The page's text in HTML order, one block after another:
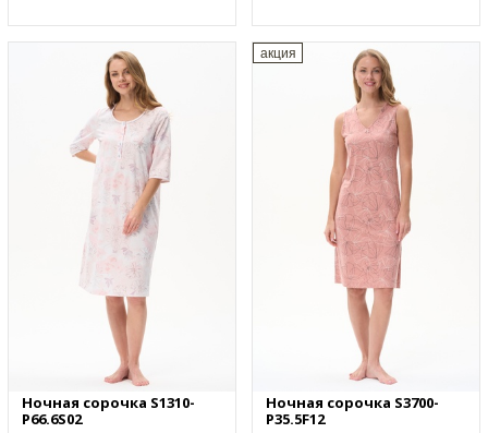
Ночная сорочка S1310-
P66.6S02
акция
Ночная сорочка S3700-
P35.5F12